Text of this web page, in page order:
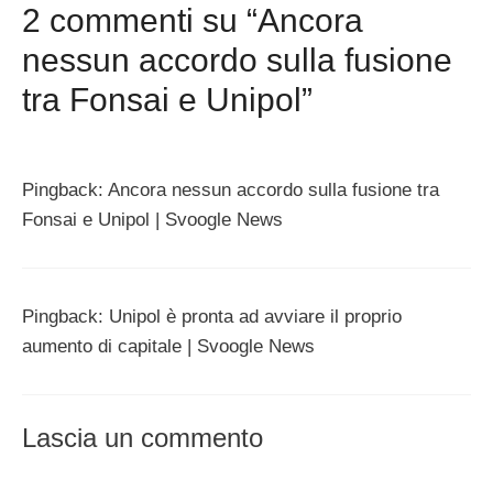
2 commenti su “Ancora
nessun accordo sulla fusione
tra Fonsai e Unipol”
Pingback: Ancora nessun accordo sulla fusione tra
Fonsai e Unipol | Svoogle News
Pingback: Unipol è pronta ad avviare il proprio
aumento di capitale | Svoogle News
Lascia un commento